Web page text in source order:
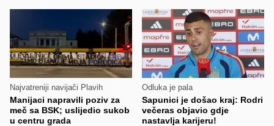
Najvatreniji navijači Plavih
Manijaci napravili poziv za
meč sa BSK; uslijedio sukob
u centru grada
Odluka je pala
Sapunici je došao kraj: Rodri
večeras objavio gdje
nastavlja karijeru!